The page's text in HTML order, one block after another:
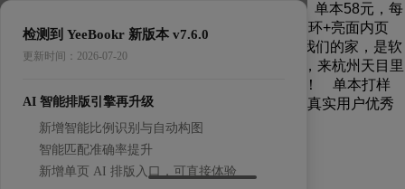
检测到 YeeBookr 新版本 v7.6.0
更新时间：2026-07-20
AI 智能排版引擎再升级
新增智能比例识别与自动构图
智能匹配准确率提升
新增单页 AI 排版入口，可直接体验
【MIXTAPE上新！】MIXTAPE 上新限时优惠！ 单本58元，每
款限量100本！ 【MIXTAPE上新！】多彩圈环+亮面内页
~ 带你回到千禧年的一本小书！ 【展讯】「我们的家，是软
肋，也是堡垒」第②季书展 展览中 5.29 - 8.31，来杭州天目里
看书吧！ 【毕业季】把这个夏天做成一本书！ 单本打样
68折，小批量55折起！ 【壹个展厅】千本真实用户优秀
作品都在这里，戳我来翻翻看叭~ 去看看 >